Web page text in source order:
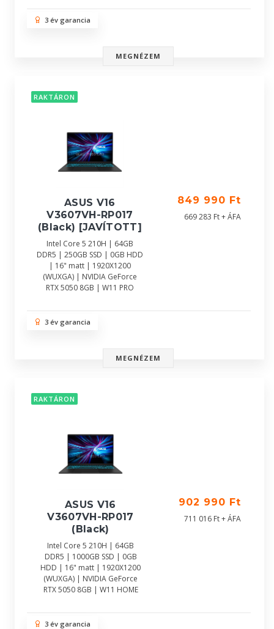
3 év garancia
MEGNÉZEM
RAKTÁRON
ASUS V16
V3607VH-RP017
(Black) [JAVÍTOTT]
Intel Core 5 210H | 64GB
DDR5 | 250GB SSD | 0GB HDD
| 16" matt | 1920X1200
(WUXGA) | NVIDIA GeForce
RTX 5050 8GB | W11 PRO
849 990 Ft
669 283 Ft + ÁFA
3 év garancia
MEGNÉZEM
RAKTÁRON
ASUS V16
V3607VH-RP017
(Black)
Intel Core 5 210H | 64GB
DDR5 | 1000GB SSD | 0GB
HDD | 16" matt | 1920X1200
(WUXGA) | NVIDIA GeForce
RTX 5050 8GB | W11 HOME
902 990 Ft
711 016 Ft + ÁFA
3 év garancia